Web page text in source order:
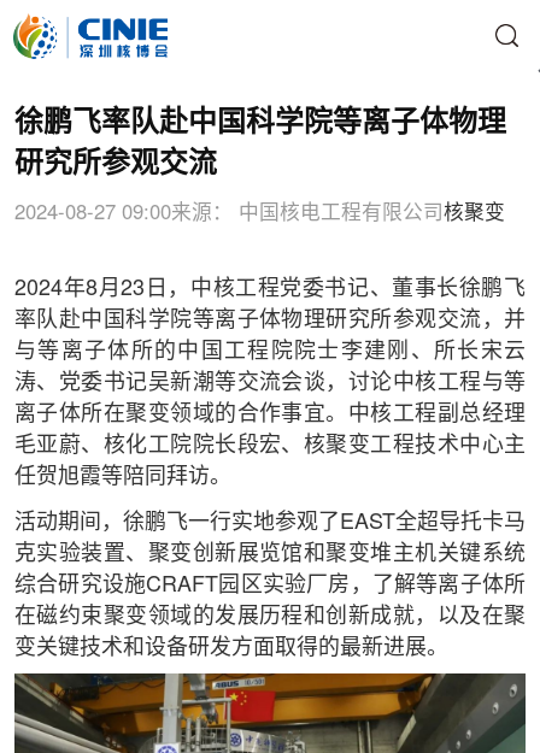
徐鹏飞率队赴中国科学院等离子体物理
研究所参观交流
2024-08-27 09:00来源： 中国核电工程有限公司 核聚变
2024年8月23日，中核工程党委书记、董事长徐鹏飞
率队赴中国科学院等离子体物理研究所参观交流，并
与等离子体所的中国工程院院士李建刚、所长宋云
涛、党委书记吴新潮等交流会谈，讨论中核工程与等
离子体所在聚变领域的合作事宜。中核工程副总经理
毛亚蔚、核化工院院长段宏、核聚变工程技术中心主
任贺旭霞等陪同拜访。
活动期间，徐鹏飞一行实地参观了EAST全超导托卡马
克实验装置、聚变创新展览馆和聚变堆主机关键系统
综合研究设施CRAFT园区实验厂房，了解等离子体所
在磁约束聚变领域的发展历程和创新成就，以及在聚
变关键技术和设备研发方面取得的最新进展。